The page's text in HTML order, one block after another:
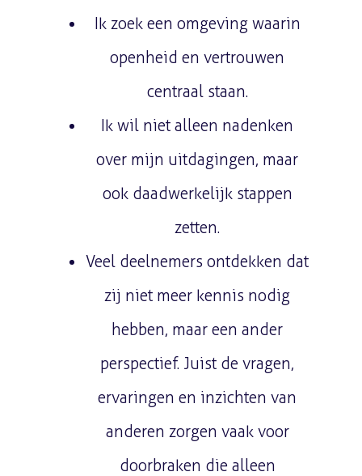
Ik zoek een omgeving waarin
openheid en vertrouwen
centraal staan.
Ik wil niet alleen nadenken
over mijn uitdagingen, maar
ook daadwerkelijk stappen
zetten.
Veel deelnemers ontdekken dat
zij niet meer kennis nodig
hebben, maar een ander
perspectief. Juist de vragen,
ervaringen en inzichten van
anderen zorgen vaak voor
doorbraken die alleen